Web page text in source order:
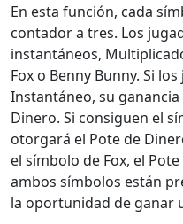
En esta fun­ción, cada
con­ta­dor a tres. Los
instan­tá­neos,
Fox o Ben­ny Bun­ny. Si
Instan­tá­neo, su
Dinero. Si con­siguen el
otor­gará el Pote de
el sím­bo­lo de Fox, el
ambos sím­bo­los están
la opor­tu­nidad de ganar